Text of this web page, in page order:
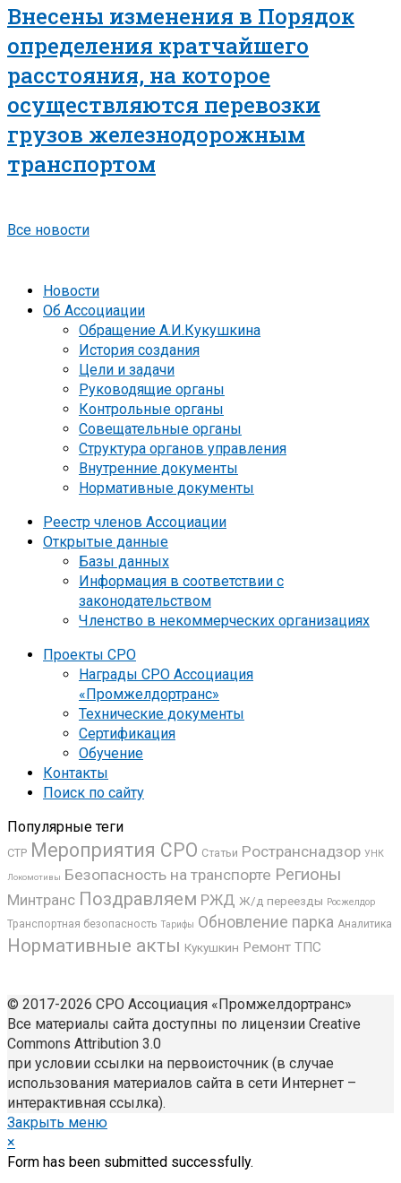
Внесены изменения в Порядок
определения кратчайшего
расстояния, на которое
осуществляются перевозки
грузов железнодорожным
транспортом
Все новости
Новости
Об Ассоциации
Обращение А.И.Кукушкина
История создания
Цели и задачи
Руководящие органы
Контрольные органы
Совещательные органы
Структура органов управления
Внутренние документы
Нормативные документы
Реестр членов Ассоциации
Открытые данные
Базы данных
Информация в соответствии с
законодательством
Членство в некоммерческих организациях
Проекты СРО
Награды СРО Ассоциация
«Промжелдортранс»
Технические документы
Сертификация
Обучение
Контакты
Поиск по сайту
Популярные теги
СТР Мероприятия СРО Статьи Ространснадзор УНК
Локомотивы Безопасность на транспорте Регионы
Минтранс Поздравляем РЖД Ж/д переезды Росжелдор
Транспортная безопасность Тарифы Обновление парка Аналитика
Нормативные акты Кукушкин Ремонт ТПС
© 2017-2026 СРО Ассоциация «Промжелдортранс»
Все материалы сайта доступны по лицензии Creative
Commons Attribution 3.0
при условии ссылки на первоисточник (в случае
использования материалов сайта в сети Интернет –
интерактивная ссылка).
Закрыть меню
×
Form has been submitted successfully.